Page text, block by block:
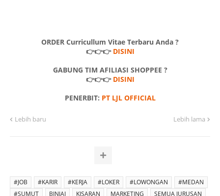
ORDER Curricullum Vitae Terbaru Anda ?
👉👉👉 DISINI
GABUNG TIM AFILIASI SHOPPEE ?
👉👉👉 DISINI
PENERBIT: PT LJL OFFICIAL
Lebih baru Lebih lama
#JOB #KARIR #KERJA #LOKER #LOWONGAN
#MEDAN
#SUMUT
BINJAI KISARAN MARKETING
SEMUA JURUSAN